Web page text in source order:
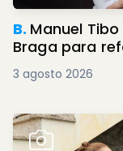
B. Manuel
Braga para
3 agosto 2026